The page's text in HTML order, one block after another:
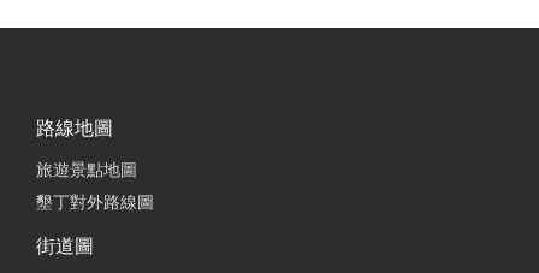
路線地圖
旅遊景點地圖
墾丁對外路線圖
街道圖